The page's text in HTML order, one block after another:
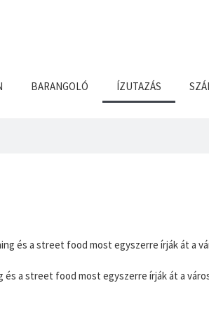
BARANGOLÓ ÍZUTAZÁS
a street food most egyszerre írják át a